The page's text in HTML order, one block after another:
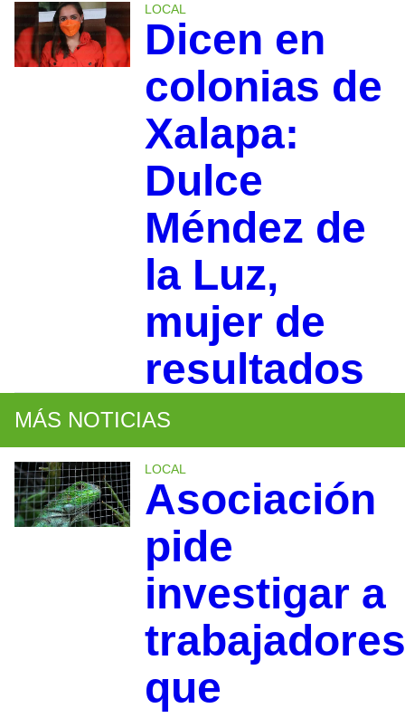
LOCAL
Dicen en
colonias de
Xalapa:
Dulce
Méndez de
la Luz,
mujer de
resultados
MÁS NOTICIAS
LOCAL
Asociación
pide
investigar a
trabajadores
que